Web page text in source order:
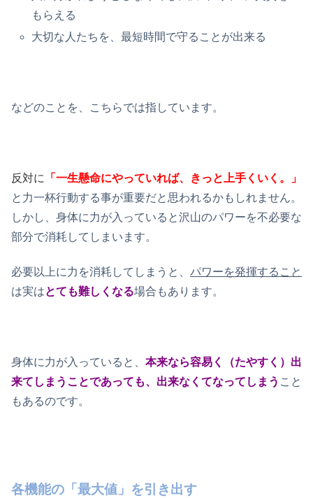
もらえる
大切な人たちを、最短時間で守ることが出来る
などのことを、こちらでは指しています。
反対に
「一生懸命にやっていれば、きっと上手くいく。」
と力一杯行動する事が重要だと思われるかもしれません。
しかし、身体に力が入っていると沢山のパワーを不必要な
部分で消耗してしまいます。
必要以上に力を消耗してしまうと、 パワーを発揮すること
は実はとても難しくなる場合もあります。
身体に力が入っていると、 本来なら容易く（たやすく）出
来てしまうことであっても、出来なくてなってしまう こと
もあるのです。
各機能の「最大値」を引き出す